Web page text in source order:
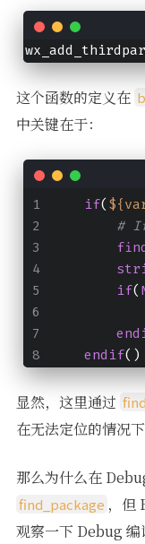
这个函数的定义在
中关键在于：
if(
#
if(
endif()
显然，这里通过
在无法定位的情况
那么为什么在
find_package ，但
观察一下 Debug 编